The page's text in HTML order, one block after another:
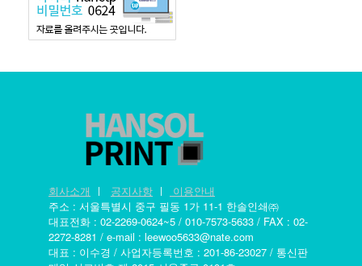
회사소개 ㅣ 공지사항 ㅣ
이용안내
주소 : 서울특별시 중구 필동 1가 11-1 한솔인쇄㈜
대표전화 : 02-2269-0624~5 / 010-7573-5633 / FAX : 02-
2272-8281 / e-mail : leewoo5633@nate.com
대표 : 이수경 / 사업자등록번호 : 201-86-23027 / 통신판